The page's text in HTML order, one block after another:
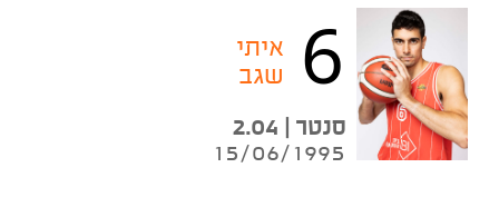
6
איתי
שגב
סנטר | 2.04
15/06/1995